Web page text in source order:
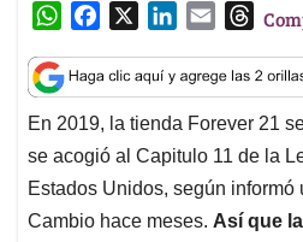
W
a
t
s
A
p
p
c
e
b
o
o
k
n
k
e
d
I
n
a
i
l
T
r
e
a
d
s
En 2019, la tienda Forever 21
se acogió al Capitulo 11 de la
Estados Unidos, según
Cambio hace meses. Así que